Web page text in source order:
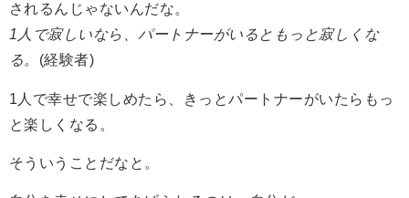
されるんじゃないんだな。
1人で寂しいなら、パートナーがいるともっと寂しくな
る。 (経験者)
1人で幸せで楽しめたら、きっとパートナーがいたらもっ
と楽しくなる。
そういうことだなと。